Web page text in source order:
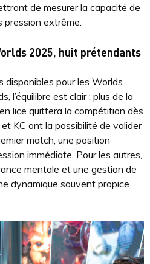
de mesurer la capacité de
pression extrême.
2025, huit prétendants
pour les Worlds
l’équilibre est clair : plus de la
lice quittera la compétition dès
KC ont la possibilité de valider
match, une position
immédiate. Pour les autres,
mentale et une gestion de
dynamique souvent propice